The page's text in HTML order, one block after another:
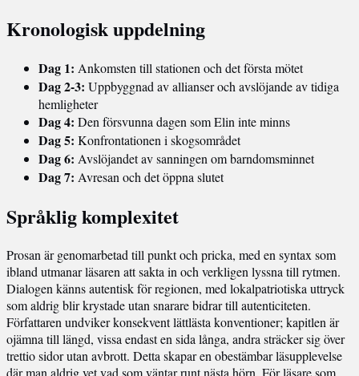
Kronologisk uppdelning
Dag 1: Ankomsten till stationen och det första mötet
Dag 2-3: Uppbyggnad av allianser och avslöjande av tidiga
hemligheter
Dag 4: Den försvunna dagen som Elin inte minns
Dag 5: Konfrontationen i skogsområdet
Dag 6: Avslöjandet av sanningen om barndomsminnet
Dag 7: Avresan och det öppna slutet
Språklig komplexitet
Prosan är genomarbetad till punkt och pricka, med en syntax som
ibland utmanar läsaren att sakta in och verkligen lyssna till rytmen.
Dialogen känns autentisk för regionen, med lokalpatriotiska uttryck
som aldrig blir krystade utan snarare bidrar till autenticiteten.
Författaren undviker konsekvent lättlästa konventioner; kapitlen är
ojämna till längd, vissa endast en sida långa, andra sträcker sig över
trettio sidor utan avbrott. Detta skapar en obestämbar läsupplevelse
där man aldrig vet vad som väntar runt nästa hörn. För läsare som